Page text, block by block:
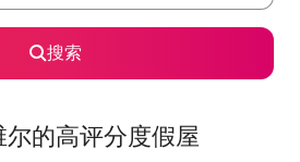
搜索
尔的高评分度假屋